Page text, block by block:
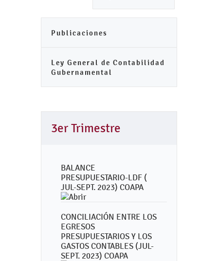
Publicaciones
Ley General de Contabilidad
Gubernamental
3er Trimestre
BALANCE
PRESUPUESTARIO-LDF (
JUL-SEPT. 2023) COAPA
CONCILIACIÓN ENTRE LOS
EGRESOS
PRESUPUESTARIOS Y LOS
GASTOS CONTABLES (JUL-
SEPT. 2023) COAPA